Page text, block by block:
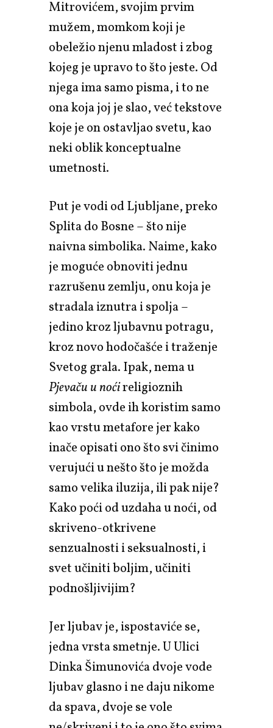
Mitrovićem, svojim prvim
mužem, momkom koji je
obeležio njenu mladost i zbog
kojeg je upravo to što jeste. Od
njega ima samo pisma, i to ne
ona koja joj je slao, već tekstove
koje je on ostavljao svetu, kao
neki oblik konceptualne
umetnosti.
Put je vodi od Ljubljane, preko
Splita do Bosne – što nije
naivna simbolika. Naime, kako
je moguće obnoviti jednu
razrušenu zemlju, onu koja je
stradala iznutra i spolja –
jedino kroz ljubavnu potragu,
kroz novo hodočašće i traženje
Svetog grala. Ipak, nema u
Pjevaču u noćireligioznih
simbola, ovde ih koristim samo
kao vrstu metafore jer kako
inače opisati ono što svi činimo
verujući u nešto što je možda
samo velika iluzija, ili pak nije?
Kako poći od uzdaha u noći, od
skriveno-otkrivene
senzualnosti i seksualnosti, i
svet učiniti boljim, učiniti
podnošljivijim?
Jer ljubav je, ispostaviće se,
jedna vrsta smetnje. U Ulici
Dinka Šimunovića dvoje vode
ljubav glasno i ne daju nikome
da spava, dvoje se vole